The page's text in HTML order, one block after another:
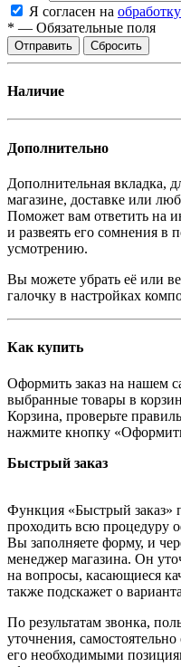
Я согласен на
* — Обязательные поля
Отправить Сбросить
Наличие
Дополнительно
Дополнительная вкладка,
магазине, доставке или
Поможет вам ответить на
и развеять его сомнения в
усмотрению.
Вы можете убрать её или
галочку в настройках
Как купить
Оформить заказ на нашем
выбранные товары в
Корзина, проверьте
нажмите кнопку
Быстрый заказ
Функция «Быстрый заказ»
проходить всю процедуру
Вы заполняете форму, и
менеджер магазина. Он
на вопросы, касающиеся
также подскажет о
По результатам звонка,
уточнения,
его необходимыми